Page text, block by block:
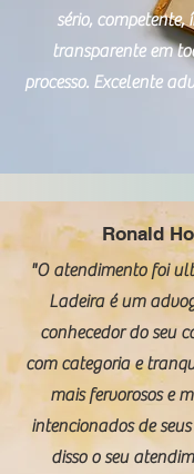
sério,
transparente em
processo. Excelente
Ronald
"O atendimento foi
Ladeira é um
conhecedor do seu
com categoria e
mais fervorosos e
intencionados de
disso o seu